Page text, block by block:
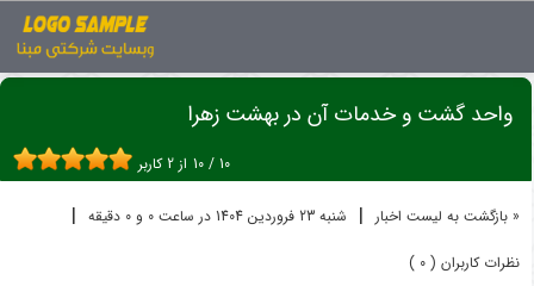
واحد گشت و خدمات آن در بهشت زهرا
واحد گشت و خدمات آن در بهشت زهرا
10 / 10 از 2 کاربر
« بازگشت به لیست اخبار | شنبه 23 فروردين 1404 در ساعت 0 و 0 دقیقه |
نظرات کاربران ( 0 )